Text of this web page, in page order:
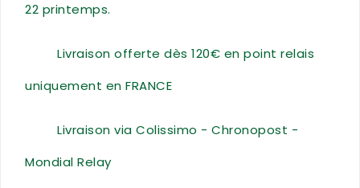
22 printemps.
Livraison offerte dès 120€ en point relais
uniquement en FRANCE
Livraison via Colissimo - Chronopost -
Mondial Relay